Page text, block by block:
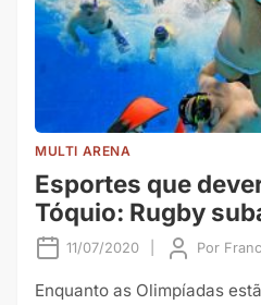
MULTI ARENA
Esportes que
Tóquio: Rugby
11/07/2020 Por
Enquanto as Olimpíadas